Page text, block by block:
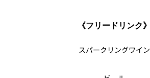
《フリードリンク》
スパークリングワイン